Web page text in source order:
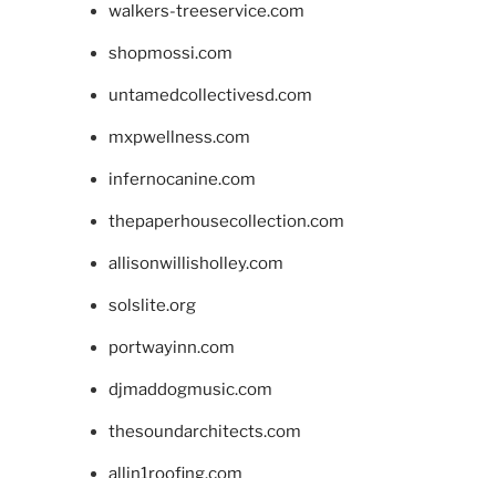
walkers-treeservice.com
shopmossi.com
untamedcollectivesd.com
mxpwellness.com
infernocanine.com
thepaperhousecollection.com
allisonwillisholley.com
solslite.org
portwayinn.com
djmaddogmusic.com
thesoundarchitects.com
allin1roofing.com